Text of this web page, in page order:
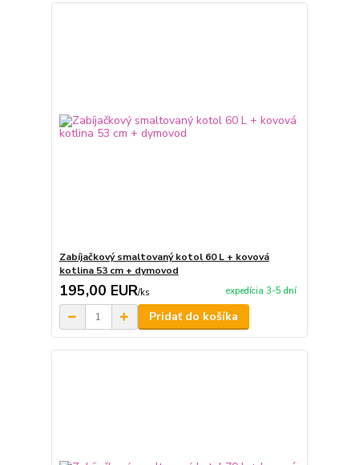
Zabíjačkový smaltovaný kotol 60 L + kovová
kotlina 53 cm + dymovod
195,00 EUR/ks expedícia 3-5 dní
Pridať do košíka